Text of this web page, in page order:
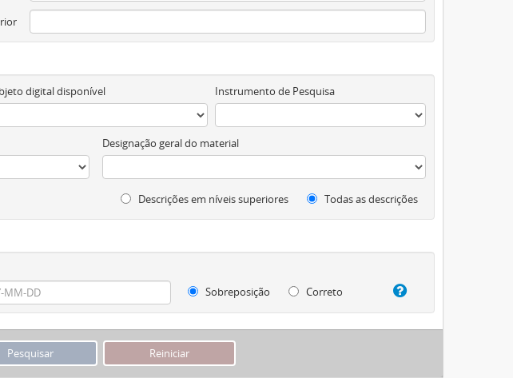
digital disponível Instrumento de Pesquisa
Designação geral do material
Descrições em níveis superiores Todas as descrições
Sobreposição
Correto